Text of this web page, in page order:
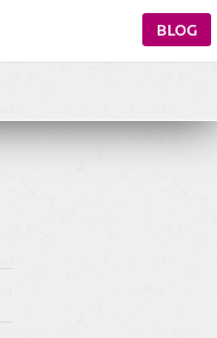
BLOG